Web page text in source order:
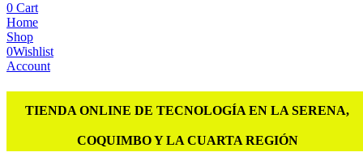
0 Cart
Home
Shop
0Wishlist
Account
TIENDA ONLINE DE TECNOLOGÍA EN LA SERENA,
COQUIMBO Y LA CUARTA REGIÓN